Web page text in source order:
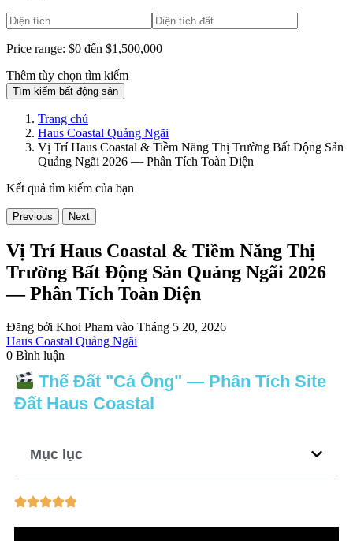
Price range: $0 đến $1,500,000
Thêm tùy chọn tìm kiếm
Tìm kiếm bất động sản
Trang chủ
Haus Coastal Quảng Ngãi
Vị Trí Haus Coastal & Tiềm Năng Thị Trường Bất Động Sản
Quảng Ngãi 2026 — Phân Tích Toàn Diện
Kết quả tìm kiếm của bạn
Previous Next
Vị Trí Haus Coastal & Tiềm Năng Thị
Trường Bất Động Sản Quảng Ngãi 2026
— Phân Tích Toàn Diện
Đăng bởi Khoi Pham vào Tháng 5 20, 2026
Haus Coastal Quảng Ngãi
0 Bình luận
Thế Đất "Cá Ông" — Phân Tích Site
Đất Haus Coastal
Mục lục